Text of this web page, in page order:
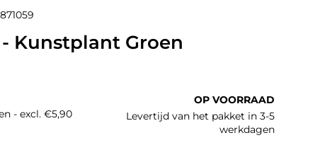
871059
- Kunstplant Groen
prijs
- excl. €5,90
OP VOORRAAD
Levertijd van het pakket in 3-5
werkdagen